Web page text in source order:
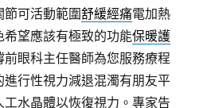
節可活動範圍舒緩經痛電加熱
望應該有極致的功能保暖護
眼科主任醫師為您服務療程
進行性視力減退混濁有朋友平
工水晶體以恢復視力。專家告